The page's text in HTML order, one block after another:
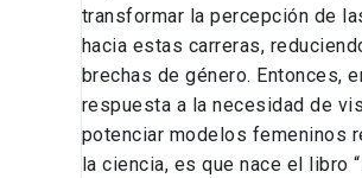
transformar la percepción de
hacia estas carreras,
brechas de género. Entonces,
respuesta a la necesidad de
potenciar modelos femeninos
la ciencia, es que nace el libro